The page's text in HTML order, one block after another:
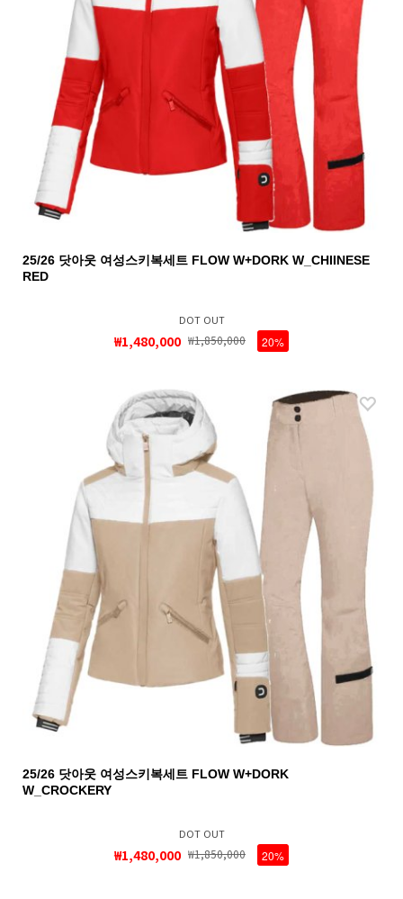
25/26 닷아웃 여성스키복세트 FLOW W+DORK W_CHIINESE
RED
DOT OUT
₩1,480,000 ₩1,850,000 20%
25/26 닷아웃 여성스키복세트 FLOW W+DORK
W_CROCKERY
DOT OUT
₩1,480,000 ₩1,850,000 20%